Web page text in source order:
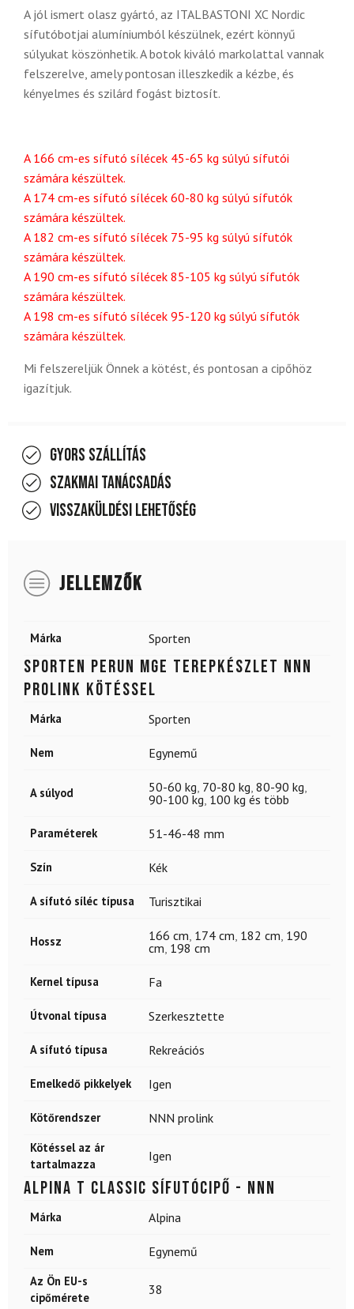
A jól ismert olasz gyártó, az ITALBASTONI XC Nordic
sífutóbotjai alumíniumból készülnek, ezért könnyű
súlyukat köszönhetik. A botok kiváló markolattal vannak
felszerelve, amely pontosan illeszkedik a kézbe, és
kényelmes és szilárd fogást biztosít.
A 166 cm-es sífutó sílécek 45-65 kg súlyú sífutói
számára készültek.
A 174 cm-es sífutó sílécek 60-80 kg súlyú sífutók
számára készültek.
A 182 cm-es sífutó sílécek 75-95 kg súlyú sífutók
számára készültek.
A 190 cm-es sífutó sílécek 85-105 kg súlyú sífutók
számára készültek.
A 198 cm-es sífutó sílécek 95-120 kg súlyú sífutók
számára készültek.
Mi felszereljük Önnek a kötést, és pontosan a cipőhöz
igazítjuk.
Gyors szállítás
Szakmai tanácsadás
Visszaküldési lehetőség
JELLEMZŐK
Márka Sporten
SPORTEN Perun MgE terepkészlet NNN
Prolink kötéssel
Márka Sporten
Nem Egynemű
A súlyod 50-60 kg 70-80 kg 80-90 kg
90-100 kg 100 kg és több
Paraméterek 51-46-48 mm
Szín Kék
A sífutó síléc típusa Turisztikai
Hossz 166 cm 174 cm 182 cm 190
cm 198 cm
Kernel típusa Fa
Útvonal típusa Szerkesztette
A sífutó típusa Rekreációs
Emelkedő pikkelyek Igen
Kötőrendszer NNN prolink
Kötéssel az ár
tartalmazza
Igen
ALPINA T Classic sífutócipő - NNN
Márka Alpina
Nem Egynemű
Az Ön EU-s
cipőmérete
38